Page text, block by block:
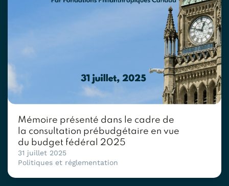
Mémoire présenté dans le cadre de
la consultation prébudgétaire en vue
du budget fédéral 2025
31 juillet 2025
Politiques et réglementation